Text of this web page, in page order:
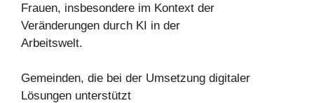
Frauen, insbesondere im Kontext der
Veränderungen durch KI in der
Arbeitswelt.
Gemeinden, die bei der Umsetzung digitaler
Lösungen unterstützt